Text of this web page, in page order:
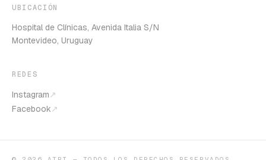
UBICACIÓN
Hospital de Clínicas, Avenida Italia S/N
Montevideo, Uruguay
REDES
Instagram↗
Facebook↗